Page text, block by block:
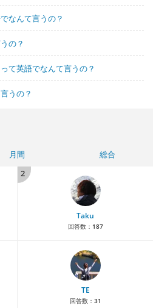
なんて言うの？
の？
て英語でなんて言うの？
うの？
月間
総合
2
Taku
回答数： 187
TE
回答数： 31